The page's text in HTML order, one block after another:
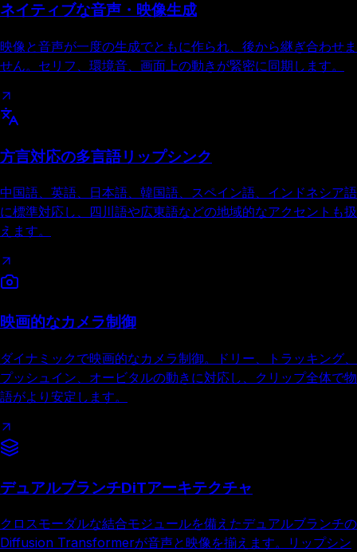
ネイティブな音声・映像生成
映像と音声が一度の生成でともに作られ、後から継ぎ合わせま
せん。セリフ、環境音、画面上の動きが緊密に同期します。
方言対応の多言語リップシンク
中国語、英語、日本語、韓国語、スペイン語、インドネシア語
に標準対応し、四川語や広東語などの地域的なアクセントも扱
えます。
映画的なカメラ制御
ダイナミックで映画的なカメラ制御。ドリー、トラッキング、
プッシュイン、オービタルの動きに対応し、クリップ全体で物
語がより安定します。
デュアルブランチDiTアーキテクチャ
クロスモーダルな結合モジュールを備えたデュアルブランチの
Diffusion Transformerが音声と映像を揃えます。リップシン